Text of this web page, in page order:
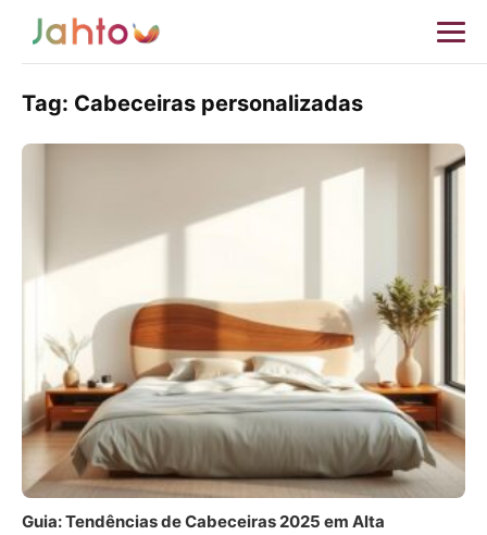
Tag: Cabeceiras personalizadas
Guia: Tendências de Cabeceiras 2025 em Alta